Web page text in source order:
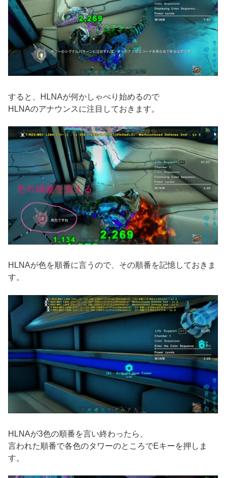
すると、HLNAが何かしゃべり始めるので
HLNAのアナウンスに注目しておきます。
HLNAが色を順番に言うので、その順番を記憶しておきま
す。
HLNAが3色の順番を言い終わったら、
言われた順番で各色のタワーのところでEキーを押しま
す。